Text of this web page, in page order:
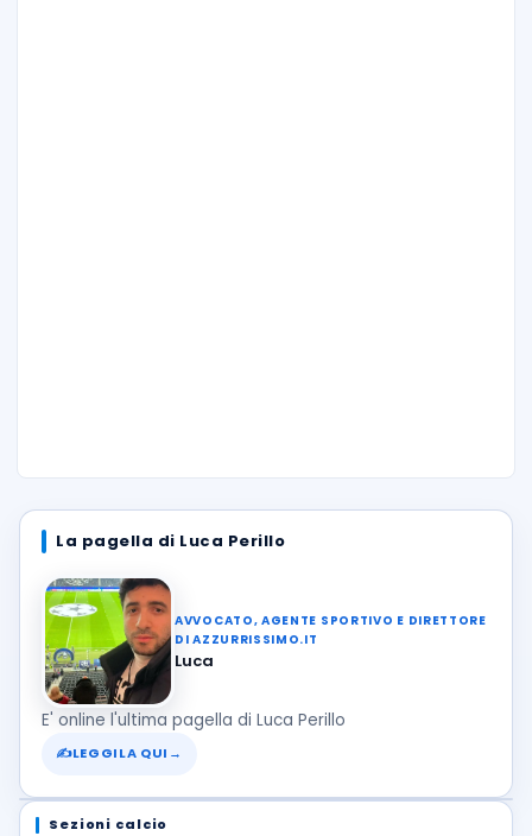
La pagella di Luca Perillo
AVVOCATO, AGENTE SPORTIVO E DIRETTORE
DI AZZURRISSIMO.IT
Luca
E' online l'ultima pagella di Luca Perillo
✍LEGGILA QUI →
Sezioni calcio